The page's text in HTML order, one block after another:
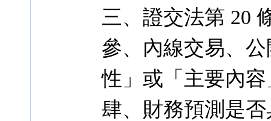
三、證交法第 20
參、內線交易、
性」或「主要內
肆、財務預測是